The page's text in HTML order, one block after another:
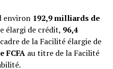
environ 192,9 milliards de
élargi de crédit, 96,4
de la Facilité élargie de
FCFAau titre de la Facilité